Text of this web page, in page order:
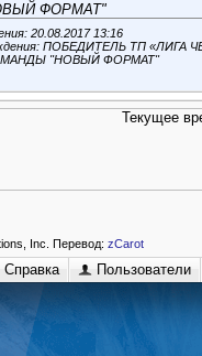
ФОРМАТ"
20.08.2017 13:16
ПОБЕДИТЕЛЬ ТП
"НОВЫЙ ФОРМАТ"
Текущее
Inc. Перевод: zCarot
Справка Пользователи